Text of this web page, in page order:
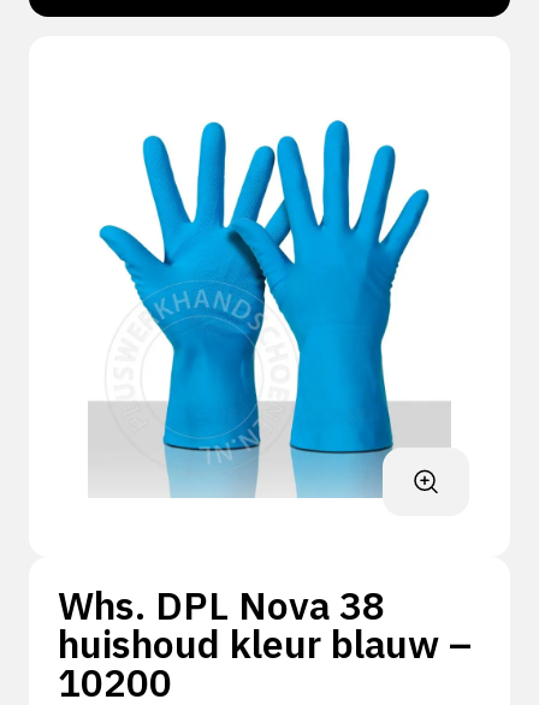
Whs. DPL Nova 38
huishoud kleur blauw –
10200